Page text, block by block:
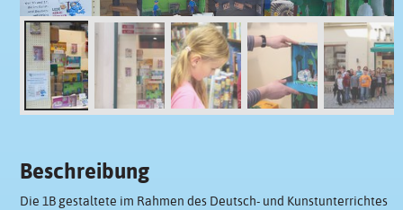
Beschreibung
Die 1B gestaltete im Rahmen des Deutsch- und Kunstunterrichtes